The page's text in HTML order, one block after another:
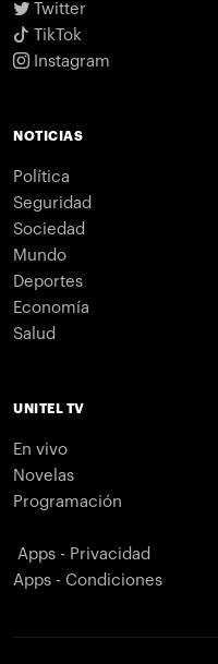
Twitter
TikTok
Instagram
NOTICIAS
Política
Seguridad
Sociedad
Mundo
Deportes
Economía
Salud
UNITEL TV
En vivo
Novelas
Programación
Apps - Privacidad
Apps - Condiciones